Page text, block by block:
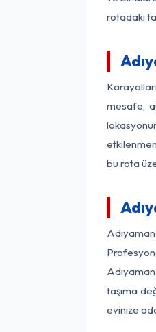
rotadaki
mesafe,
bu rota
taşıma
evinize